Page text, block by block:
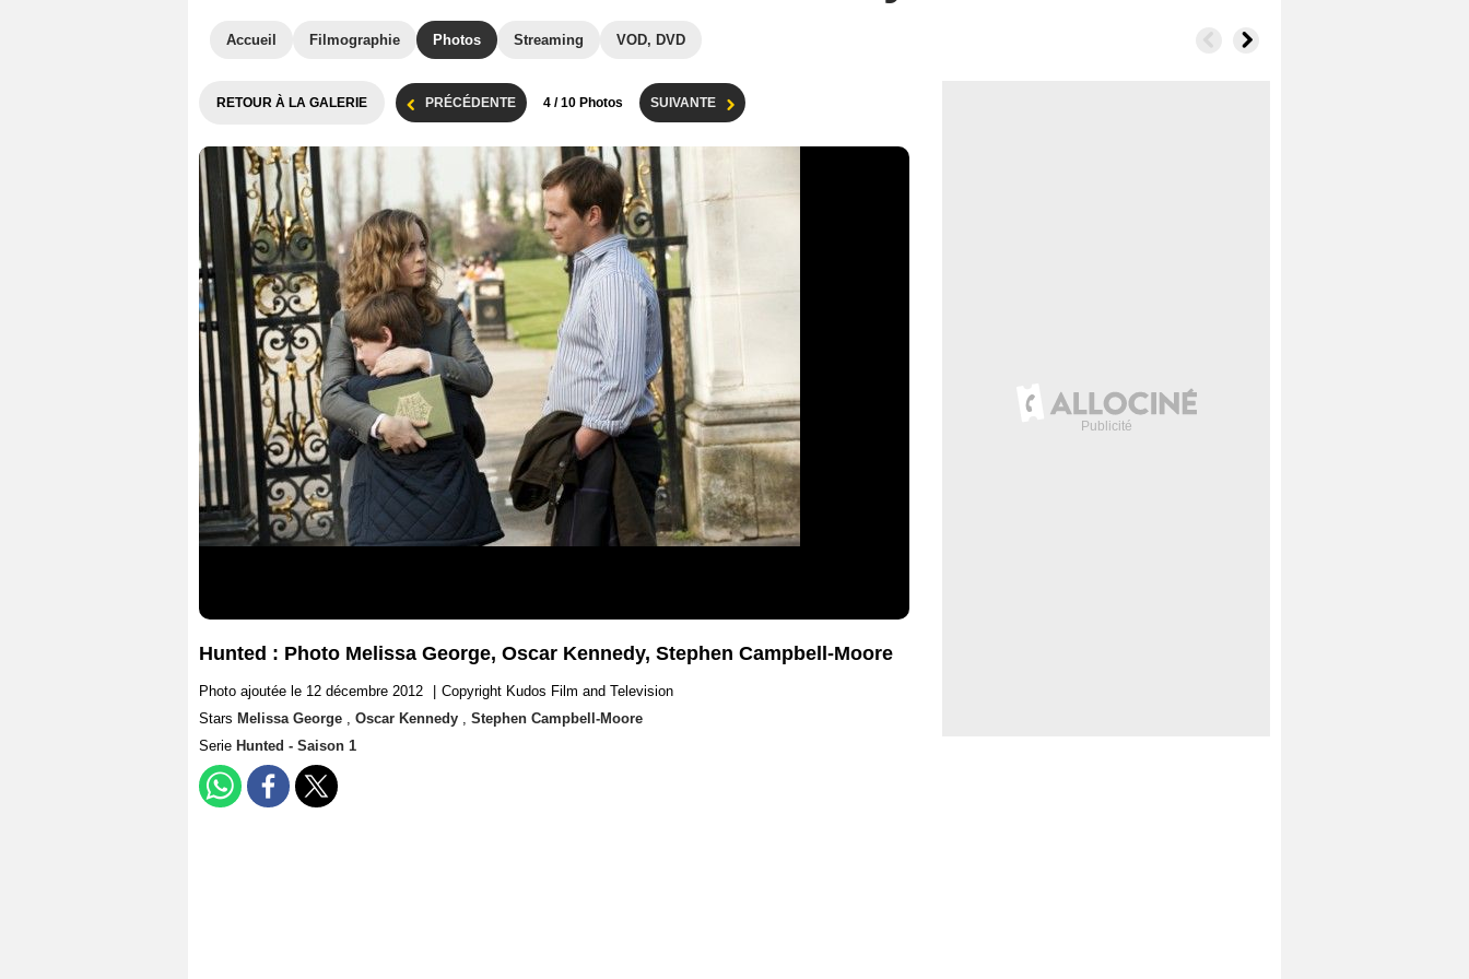
Accueil Filmographie Photos Streaming VOD, DVD
RETOUR À LA GALERIE PRÉCÉDENTE 4 / 10 Photos SUIVANTE
Hunted : Photo Melissa George, Oscar Kennedy, Stephen Campbell-Moore
Photo ajoutée le 12 décembre 2012
Copyright Kudos Film and Television
Stars Melissa George , Oscar Kennedy , Stephen Campbell-Moore
Serie Hunted - Saison 1